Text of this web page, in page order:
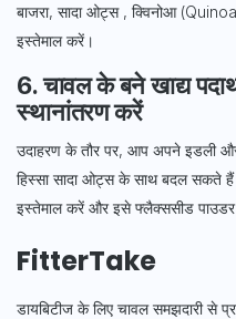
बाजरा, सादा ओट्स , क्विनोआ (Q
इस्तेमाल करें।
6. चावल के बने खाद्य
स्थानांतरण करें
उदाहरण के तौर पर, आप अपने इडली
हिस्सा सादा ओट्स के साथ बदल सकते
इस्तेमाल करें और इसे फ्लैक्ससीड
FitterTake
डायबिटीज के लिए चावल समझदारी से